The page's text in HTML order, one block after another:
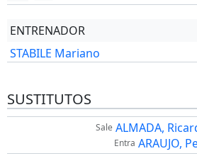
ENTRENADOR
STABILE Mariano
SUSTITUTOS
Sale ALMADA,
Entra ARAUJO,